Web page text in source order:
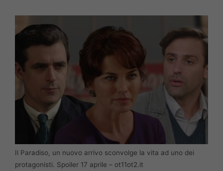
Il Paradiso, un nuovo arrivo sconvolge la vita ad uno dei
protagonisti. Spoiler 17 aprile – ot11ot2.it